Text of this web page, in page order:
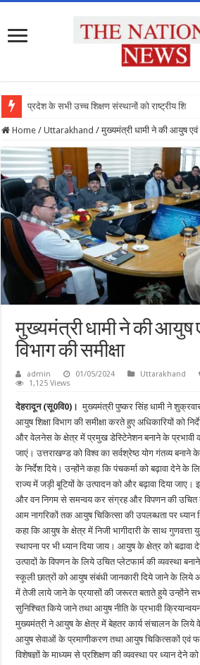
प्रदेश के सभी उच्च शिक्षण संस्थानों को राष्ट्रीय शिक्षा नी
Home / Uttarakhand / मुख्यमंत्री धामी ने की आयुष एवं
मुख्यमंत्री धामी ने की आयुष
विभाग की समीक्षा
admin 01/05/2024 Uttarakhand
1,125 Views
देहरादून (सू0वि0)।मुख्यमंत्री पुष्कर सिंह धामी ने
आयुष शिक्षा विभाग की समीक्षा करते हुए अधिकारियों को
और वेलनेस के क्षेत्र में प्रमुख डेस्टिेनेशन बनाने के प्रभावी
जाएं। उत्तराखण्ड को विश्व का सर्वश्रेष्ठ योग गंतव्य बनाने
के निर्देश दिये। उन्होंने कहा कि पंचकर्मा को बढ़ावा देने के
राज्य में जड़ी बूटियों के उत्पादन को और बढ़ावा दिया
और वन निगम से समन्वय कर संग्रह और विपणन की उचित
आम नागरिकों तक आयुष चिकित्सा की उपलब्धता पर ध्यान
कहा कि आयुष के क्षेत्र में निजी भागीदारी के साथ गुणवत्ता
स्थापना पर भी ध्यान दिया जाय। आयुष के क्षेत्र को
उत्पादों के विपणन के लिये उचित प्लेटफार्म की व्यवस्था
स्कूली छात्रों को आयुष संबंधी जानकारी दिये जाने के लिये
में तेजी लाये जाने के प्रयासों की जरूरत बताते हुये उन्होंने
सुनिश्चित किये जाने तथा आयुष नीति के प्रभावी
मुख्यमंत्री ने आयुष के क्षेत्र में बेहतर कार्य संचालन के लिये
आयुष सेवाओं के प्रमाणीकरण तथा आयुष चिकित्सकों एवं
विशेषज्ञों के माध्यम से प्रशिक्षण की व्यवस्था पर ध्यान देने